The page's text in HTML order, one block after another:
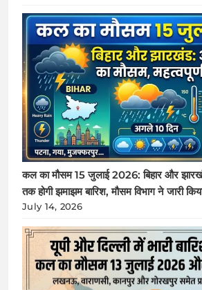
कल का मौसम 15 जुलाई 2026: बिहार और
तक होगी झमाझम बारिश, मौसम विभाग ने जारी
July 14, 2026